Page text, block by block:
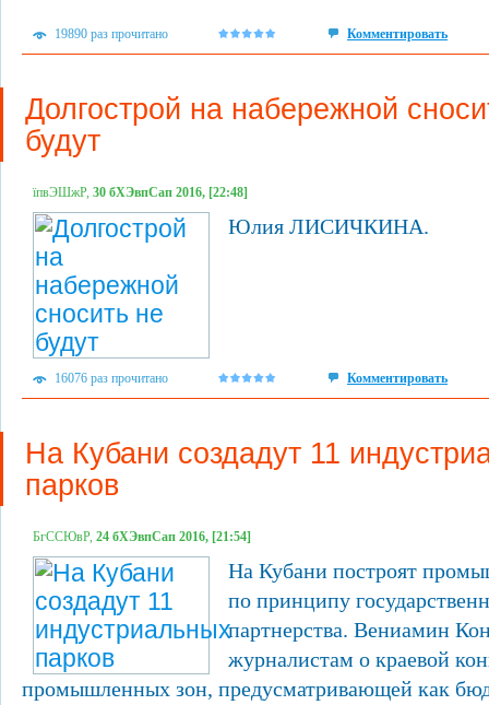
19890 раз прочитано Комментировать
Долгострой на набережной
будут
їпвЭШжР, 30 бХЭвпСап 2016, [22:48]
Юлия ЛИСИЧКИНА.
16076 раз прочитано Комментировать
На Кубани создадут 11
парков
БгССЮвР, 24 бХЭвпСап 2016, [21:54]
На Кубани построят
по принципу
партнерства. Вениамин
журналистам о краевой
промышленных зон, предусматривающей как